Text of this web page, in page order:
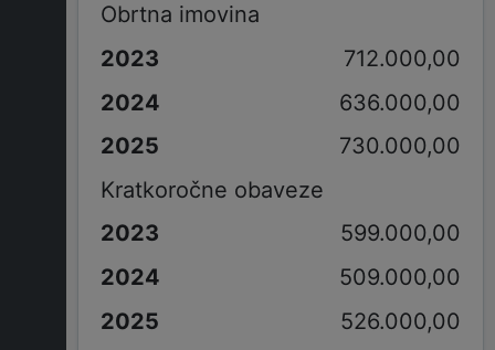
Obrtna imovina
712.000,00
636.000,00
730.000,00
Kratkoročne obaveze
599.000,00
509.000,00
526.000,00